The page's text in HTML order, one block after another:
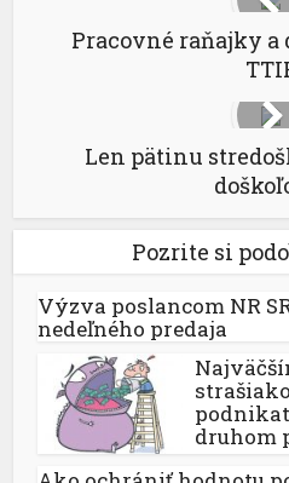
Pracovné raňajky
Len pätinu
Pozrite si
Výzva poslancom NR
nedeľného predaja
druhom